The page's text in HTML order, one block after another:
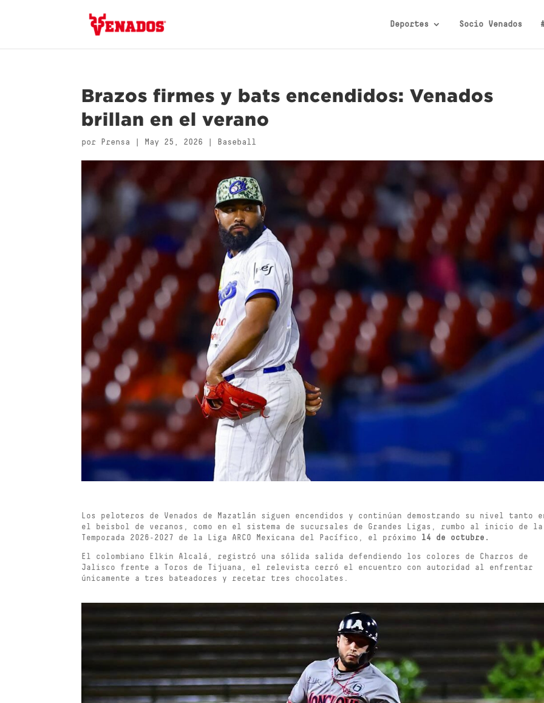
Deportes Socio Venados
Brazos firmes y bats encendidos: Venados
brillan en el verano
por Prensa May 25, 2026 Baseball
Los peloteros de Venados de Mazatlán siguen encendidos y continúan demostrando su nivel tanto
el beisbol de veranos, como en el sistema de sucursales de Grandes Ligas, rumbo al inicio de la
Temporada 2026-2027 de la Liga ARCO Mexicana del Pacífico, el próximo 14 de octubre.
El colombiano Elkin Alcalá, registró una sólida salida defendiendo los colores de Charros de
Jalisco frente a Toros de Tijuana, el relevista cerró el encuentro con autoridad al enfrentar
únicamente a tres bateadores y recetar tres chocolates.